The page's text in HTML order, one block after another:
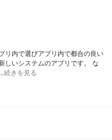
リ内で選びアプリ内で都合の良い
しいシステムのアプリです。 な
続きを見る